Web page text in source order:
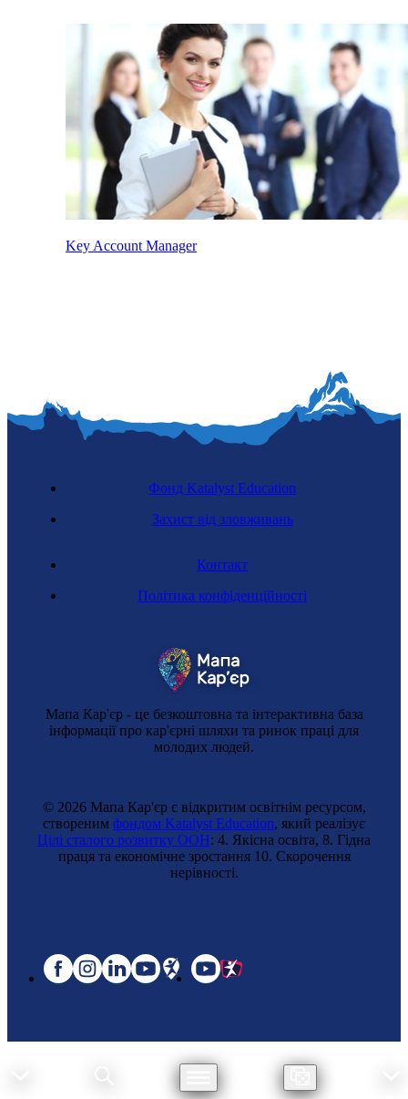
Key Account Manager
Мапа Кар'єр - це безкоштовна та інтерактивна база
інформації про кар'єрні шляхи та ринок праці для
молодих людей.
Контакт
Політика конфіденційності
Фонд Katalyst Education
Захист від зловживань
© 2026 Мапа Кар'єр є відкритим освітнім ресурсом,
створеним фондом Katalyst Education, який реалізує
Цілі сталого розвитку ООН: 4. Якісна освіта, 8. Гідна
праця та економічне зростання 10. Cкорочення
нерівності.